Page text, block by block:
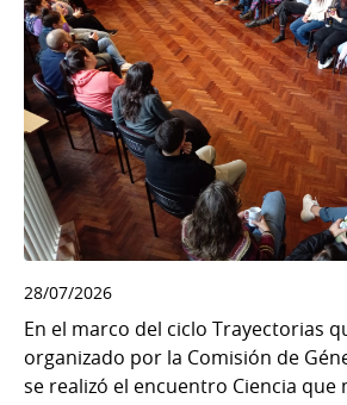
28/07/2026
En el marco del ciclo Trayectorias
organizado por la Comisión de
se realizó el encuentro Ciencia que